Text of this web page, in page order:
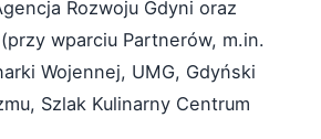
Rozwoju Gdyni oraz
wparciu Partnerów, m.in.
Wojennej, UMG, Gdyński
Szlak Kulinarny Centrum